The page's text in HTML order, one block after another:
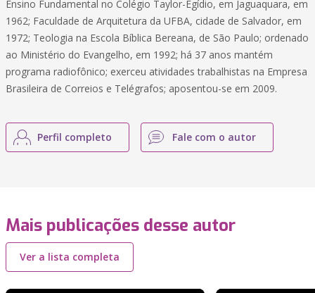
Ensino Fundamental no Colégio Taylor-Egídio, em Jaguaquara, em
1962; Faculdade de Arquitetura da UFBA, cidade de Salvador, em
1972; Teologia na Escola Bíblica Bereana, de São Paulo; ordenado
ao Ministério do Evangelho, em 1992; há 37 anos mantém
programa radiofônico; exerceu atividades trabalhistas na Empresa
Brasileira de Correios e Telégrafos; aposentou-se em 2009.
Perfil completo Fale com o autor
Mais publicações desse autor
Ver a lista completa